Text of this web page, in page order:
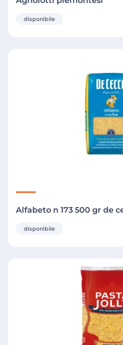
disponibile
Alfabeto n 173 500 gr de
disponibile